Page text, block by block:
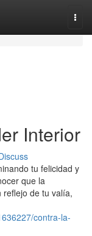
Interior
tu felicidad y
que la
reflejo de tu valía,
contra-la-